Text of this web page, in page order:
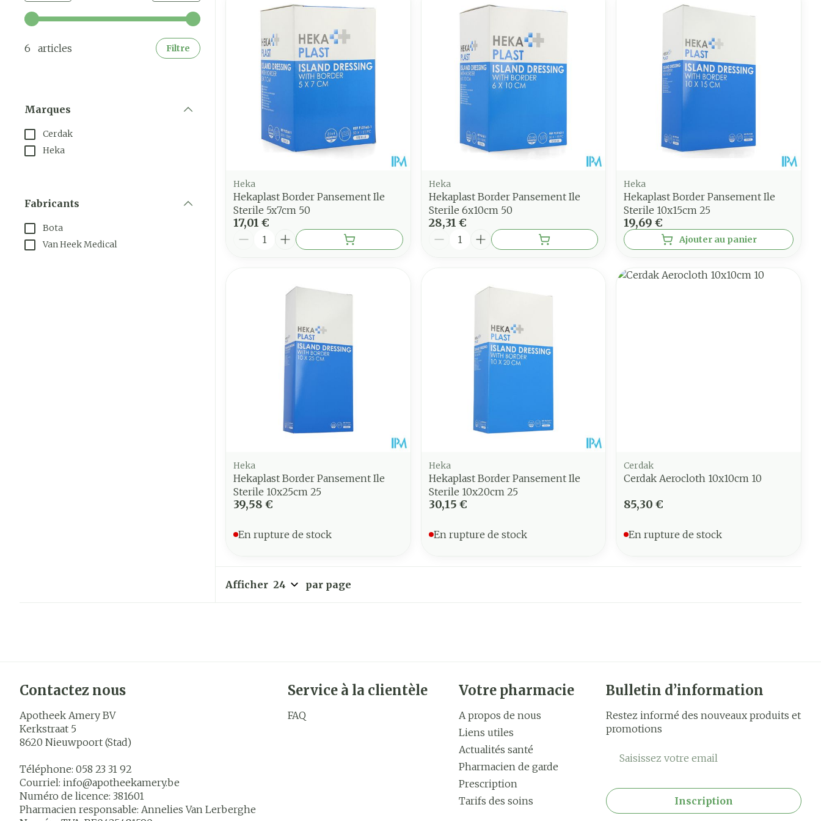
Utilisez les touches fléchées gauche et droite pour ajuster les valeurs minimales et maximales du prix.
6 articles Filtre
Marques
Cerdak
Heka
Fabricants
Bota
Van Heek Medical
Heka
Hekaplast Border Pansement Ile
Sterile 5x7cm 50
17,01 €
Quantité
Heka
Hekaplast Border Pansement Ile
Sterile 6x10cm 50
28,31 €
Quantité
Heka
Hekaplast Border Pansement Ile
Sterile 10x15cm 25
19,69 €
Ajouter au panier
Heka
Hekaplast Border Pansement Ile
Sterile 10x25cm 25
39,58 €
En rupture de stock
Heka
Hekaplast Border Pansement Ile
Sterile 10x20cm 25
30,15 €
En rupture de stock
Cerdak
Cerdak Aerocloth 10x10cm 10
85,30 €
En rupture de stock
Afficher par page
Contactez nous
Apotheek Amery BV
Kerkstraat 5
8620 Nieuwpoort (Stad)
Téléphone: 058 23 31 92
Courriel: info@apotheekamery.be
Numéro de licence: 381601
Pharmacien responsable: Annelies Van Lerberghe
Service à la clientèle
FAQ
Votre pharmacie
A propos de nous
Liens utiles
Actualités santé
Pharmacien de garde
Prescription
Tarifs des soins
Bulletin d’information
Restez informé des nouveaux produits et
promotions
Adresse mail
Inscription